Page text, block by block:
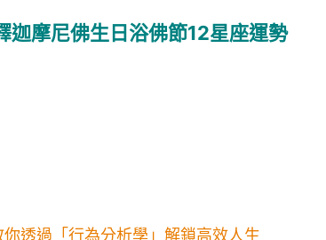
迦摩尼佛生日浴佛節12星座運勢
透過「行為分析學」解鎖高效人生